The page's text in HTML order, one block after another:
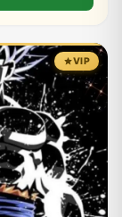
VIP